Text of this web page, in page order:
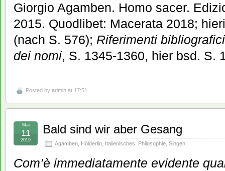
Giorgio Agamben. Homo sacer.
2015. Quodlibet: Macerata 2018;
(nach S. 576); Riferimenti bibliografici
dei nomi, S. 1345-1360, hier bsd. S.
Posted by admin at 17:51
Bald sind wir aber Gesang
Agamben Hölderlin Italienisches Philosophie Singen
Mai
11
2019
Com’è immediatamente evidente